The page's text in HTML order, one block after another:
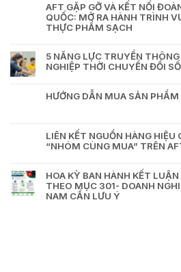
AFT GẶP GỠ VÀ KẾT NỐI
QUỐC: MỞ RA HÀNH TRÌNH
THỰC PHẨM SẠCH
5 NĂNG LỰC TRUYỀN
NGHIỆP THỜI CHUYỂN ĐỔI
HƯỚNG DẪN MUA SẢN
LIÊN KẾT NGUỒN HÀNG
“NHÓM CÙNG MUA” TRÊN
HOA KỲ BAN HÀNH KẾT
THEO MỤC 301- DOANH
NAM CẦN LƯU Ý